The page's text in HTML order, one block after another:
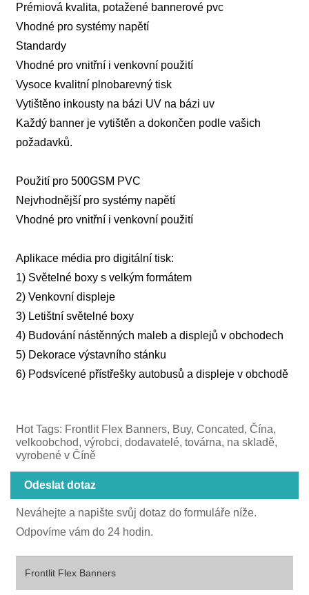
Prémiová kvalita, potažené bannerové pvc
Vhodné pro systémy napětí
Standardy
Vhodné pro vnitřní i venkovní použití
Vysoce kvalitní plnobarevný tisk
Vytištěno inkousty na bázi UV na bázi uv
Každý banner je vytištěn a dokončen podle vašich
požadavků.
Použití pro 500GSM PVC
Nejvhodnější pro systémy napětí
Vhodné pro vnitřní i venkovní použití
Aplikace média pro digitální tisk:
1) Světelné boxy s velkým formátem
2) Venkovní displeje
3) Letištní světelné boxy
4) Budování nástěnných maleb a displejů v obchodech
5) Dekorace výstavního stánku
6) Podsvícené přístřešky autobusů a displeje v obchodě
Hot Tags: Frontlit Flex Banners, Buy, Concated, Čína,
velkoobchod, výrobci, dodavatelé, továrna, na skladě,
vyrobené v Číně
Odeslat dotaz
Neváhejte a napište svůj dotaz do formuláře níže.
Odpovíme vám do 24 hodin.